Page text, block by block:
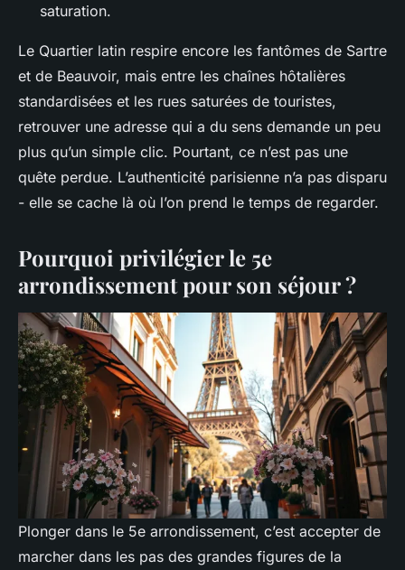
saturation.
Le Quartier latin respire encore les fantômes de Sartre
et de Beauvoir, mais entre les chaînes hôtalières
standardisées et les rues saturées de touristes,
retrouver une adresse qui a du sens demande un peu
plus qu’un simple clic. Pourtant, ce n’est pas une
quête perdue. L’authenticité parisienne n’a pas disparu
- elle se cache là où l’on prend le temps de regarder.
Pourquoi privilégier le 5e
arrondissement pour son séjour ?
Plonger dans le 5e arrondissement, c’est accepter de
marcher dans les pas des grandes figures de la